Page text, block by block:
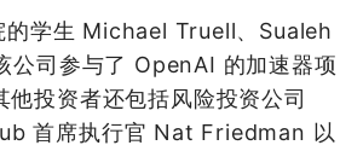
学生 Michael Truell、Sualeh
司参与了 OpenAI 的加速器项
投资者还包括风险投资公司
首席执行官 Nat Friedman 以